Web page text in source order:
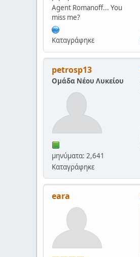
Agent Romanoff... You
miss me?
Καταγράφηκε
petrosp13
Ομάδα Νέου Λυκείου
μηνύματα: 2,641
Καταγράφηκε
eara